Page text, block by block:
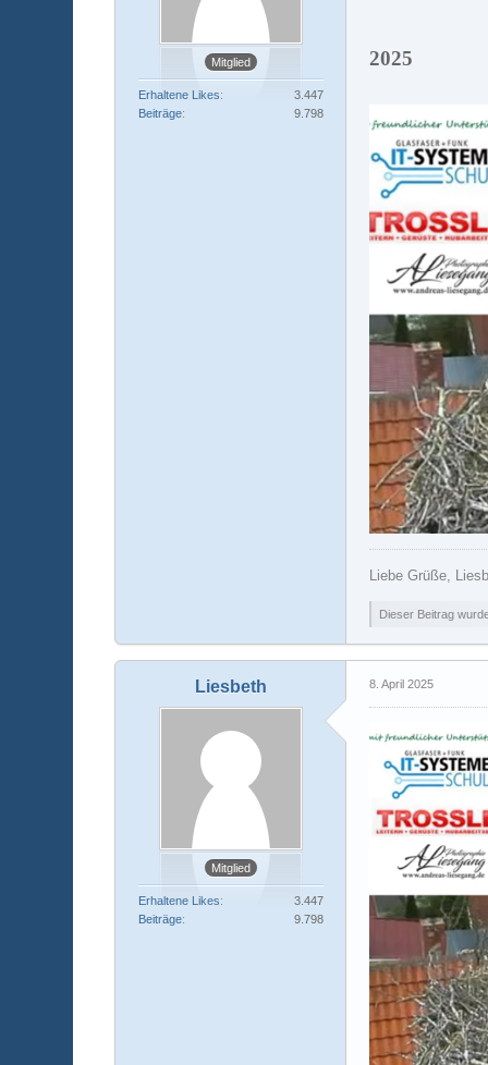
Mitglied
Erhaltene Likes
3.447
Beiträge
9.798
2025
Liebe Grüße,
Dieser Beitrag
Liesbeth
Mitglied
Erhaltene Likes
3.447
Beiträge
9.798
8. April 2025